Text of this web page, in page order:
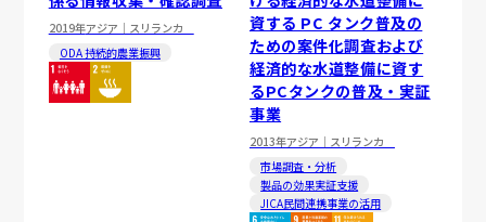
2019年アジア｜スリランカ
ODA 持続的農業振興
資する PC タンク普及の
ための案件化調査および
経済的な水道整備に資す
るPCタンクの普及・実証
事業
2013年アジア｜スリランカ
市場調査・分析
製品の効果実証支援
JICA民間連携事業の活用